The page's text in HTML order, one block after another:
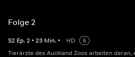
Folge 2
S2 Ep.2 • 23 Min. • HD
6
Tierärzte des Auckland Zoos arbeiten daran,